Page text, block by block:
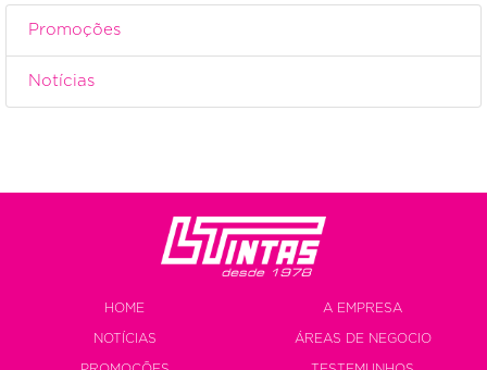
Promoções
Notícias
HOME A EMPRESA
NOTÍCIAS ÁREAS DE NEGOCIO